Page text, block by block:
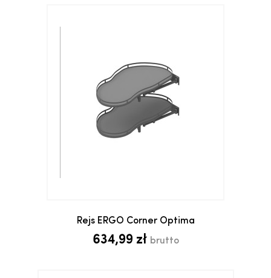
Rejs ERGO Corner Optima
634,99 zł brutto